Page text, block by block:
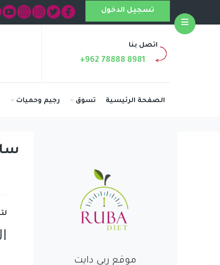
تسجيل الدخول
اتصل بنا
+962 78888 8981
الصفحة الرئيسية تسوق رجيم وحميات
موقع ربى دايت